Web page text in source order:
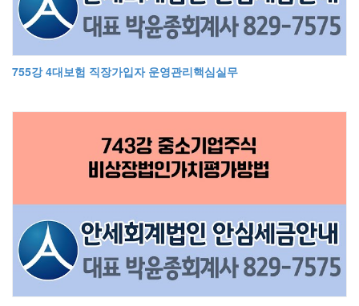
755강 4대보험 직장가입자 운영관리핵심실무